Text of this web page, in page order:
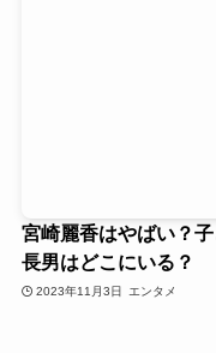
宮崎麗香はやばい？
長男はどこにいる？
2023年11月3日 エンタメ